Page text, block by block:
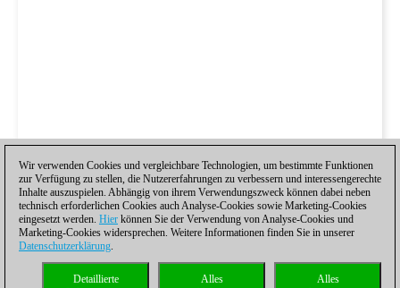
Zu seinem ersten Sieg im Turnier kam Rasmus Svane in einer
theoretisch interessanten Partie.
Wir verwenden Cookies und vergleichbare Technologien, um bestimmte Funktionen
zur Verfügung zu stellen, die Nutzererfahrungen zu verbessern und interessengerechte
Inhalte auszuspielen. Abhängig von ihrem Verwendungszweck können dabei neben
technisch erforderlichen Cookies auch Analyse-Cookies sowie Marketing-Cookies
eingesetzt werden. Hier können Sie der Verwendung von Analyse-Cookies und
Marketing-Cookies widersprechen. Weitere Informationen finden Sie in unserer
Datenschutzerklärung.
Alles
Alles
Detaillierte